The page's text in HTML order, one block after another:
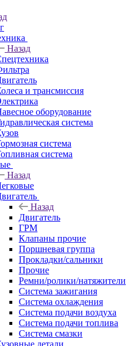
Назад
и трансмиссия
оборудование
система
система
система
Назад
Назад
Двигатель
ГРМ
Клапаны прочие
Поршневая группа
Прокладки/сальники
Прочие
Ремни/ролики/натяжители
Система зажигания
Система охлаждения
Система подачи воздуха
Система подачи топлива
Система смазки
детали